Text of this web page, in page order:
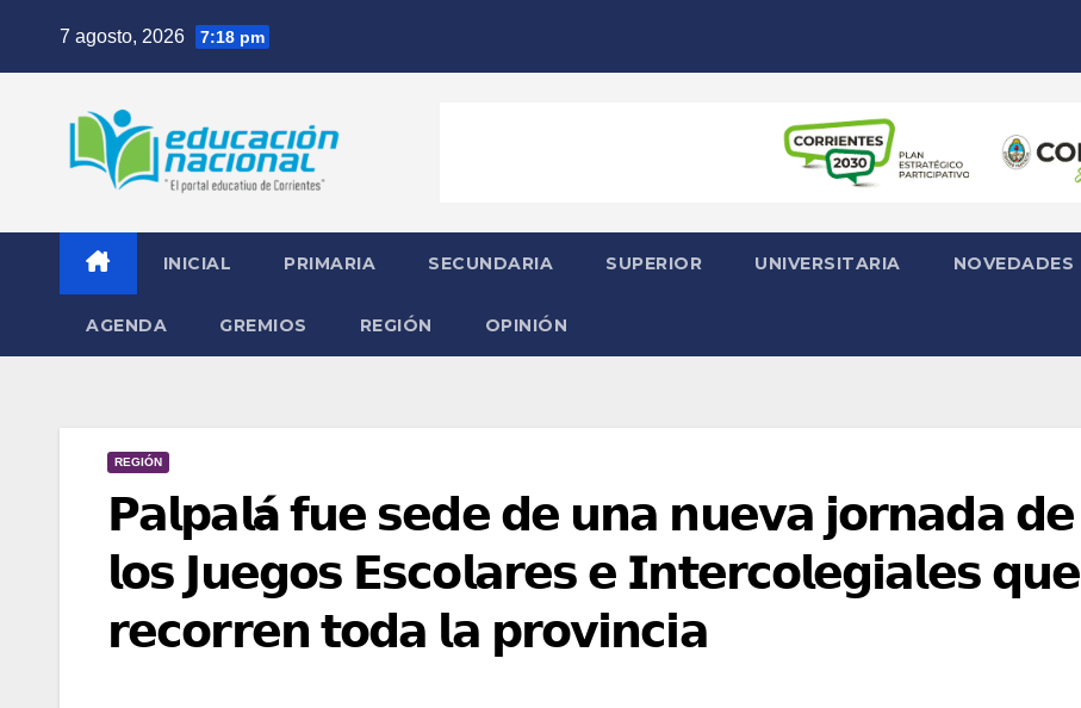
7 agosto, 2026 7:18 pm
INICIAL PRIMARIA SECUNDARIA SUPERIOR UNIVERSITARIA NOVEDADES
AGENDA GREMIOS REGIÓN OPINIÓN
REGIÓN
𝗣𝗮𝗹𝗽𝗮𝗹á 𝗳𝘂𝗲 𝘀𝗲𝗱𝗲 𝗱𝗲 𝘂𝗻𝗮 𝗻𝘂𝗲𝘃𝗮 𝗷𝗼𝗿𝗻𝗮𝗱𝗮 𝗱𝗲
𝗹𝗼𝘀 𝗝𝘂𝗲𝗴𝗼𝘀 𝗘𝘀𝗰𝗼𝗹𝗮𝗿𝗲𝘀 𝗲 𝗜𝗻𝘁𝗲𝗿𝗰𝗼𝗹𝗲𝗴𝗶𝗮𝗹𝗲𝘀 𝗾𝘂𝗲
𝗿𝗲𝗰𝗼𝗿𝗿𝗲𝗻 𝘁𝗼𝗱𝗮 𝗹𝗮 𝗽𝗿𝗼𝘃𝗶𝗻𝗰𝗶𝗮